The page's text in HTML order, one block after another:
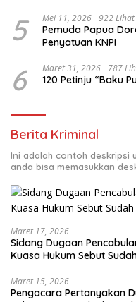
5 Mei 11, 2026 922 Lihat
Pemuda Papua
Penyatuan KNPI
6 Maret 31, 2026 787
120 Petinju “Baku
Berita Kriminal
Ini adalah contoh deskripsi
anda bisa memasukkan
Maret 17, 2026
Sidang Dugaan
Kuasa Hukum Sebut
Maret 15, 2026
Pengacara Pertanyakan